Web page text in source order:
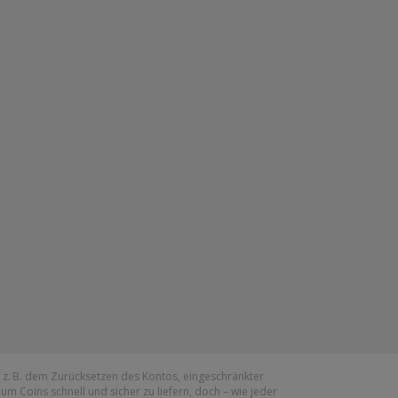
B. dem Zurücksetzen des Kontos, eingeschränkter
Coins schnell und sicher zu liefern, doch – wie jeder